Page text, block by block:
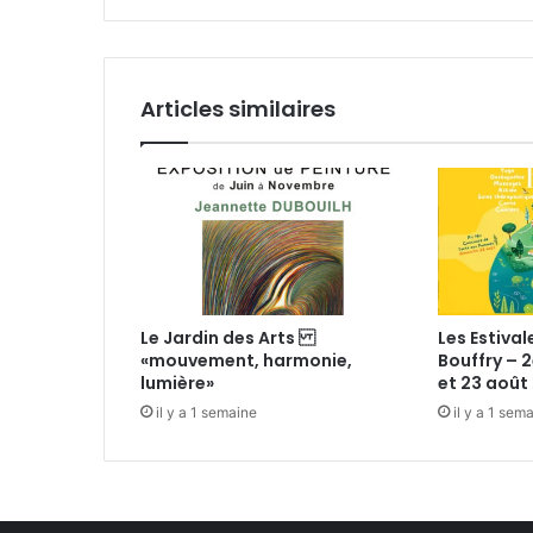
io
à
S
e
n
Articles similaires
Le Jardin des Arts
«mouvement, harmonie,
lumière»
il y a 1 semaine
Les
Bouffry –
et 23 août
il y a 1